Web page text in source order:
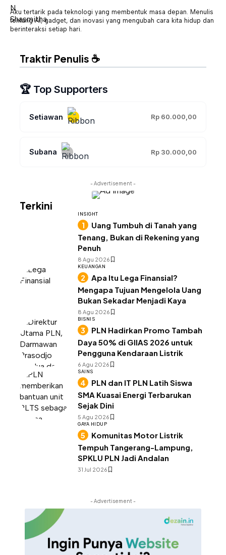
Aku tertarik pada teknologi yang membentuk masa depan. Menulis
tentang AI, gadget, dan inovasi yang mengubah cara kita hidup dan
berinteraksi setiap hari.
Traktir Penulis ☕
🏆 Top Supporters
Setiawan Rp 60.000,00
Subana Rp 30.000,00
- Advertisement -
Terkini
INSIGHT
Uang Tumbuh di Tanah yang
Tenang, Bukan di Rekening yang
Penuh
8 Agu 2026
KEUANGAN
Apa Itu Lega Finansial?
Mengapa Tujuan Mengelola Uang
Bukan Sekadar Menjadi Kaya
8 Agu 2026
BISNIS
PLN Hadirkan Promo Tambah
Daya 50% di GIIAS 2026 untuk
Pengguna Kendaraan Listrik
6 Agu 2026
SAINS
PLN dan IT PLN Latih Siswa
SMA Kuasai Energi Terbarukan
Sejak Dini
5 Agu 2026
GAYA HIDUP
Komunitas Motor Listrik
Tempuh Tangerang-Lampung,
SPKLU PLN Jadi Andalan
31 Jul 2026
- Advertisement -